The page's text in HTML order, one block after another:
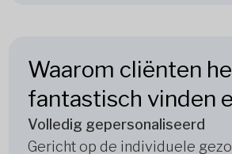
Waarom cliënten
fantastisch vinden
Volledig gepersonaliseerd
Gericht op de individuele